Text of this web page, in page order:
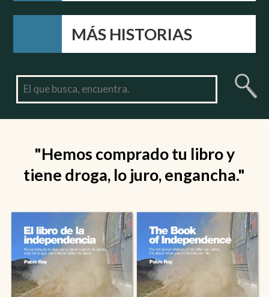
MÁS HISTORIAS
"Hemos comprado tu libro y
tiene droga, lo juro, engancha."